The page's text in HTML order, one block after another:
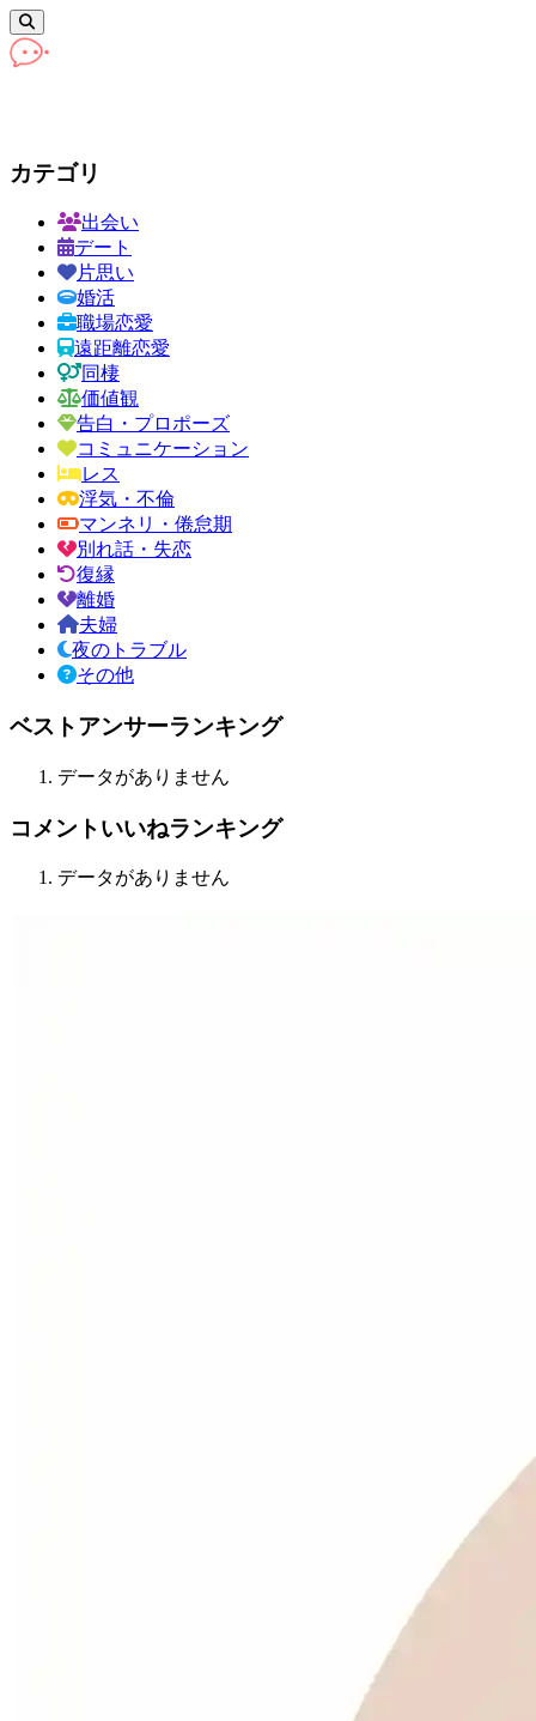
カテゴリ
出会い
デート
片思い
婚活
職場恋愛
遠距離恋愛
同棲
価値観
告白・プロポーズ
コミュニケーション
レス
浮気・不倫
マンネリ・倦怠期
別れ話・失恋
復縁
離婚
夫婦
夜のトラブル
その他
ベストアンサーランキング
データがありません
コメントいいねランキング
データがありません